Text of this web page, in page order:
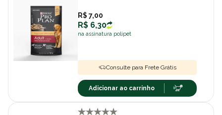
R$ 7,00
R$ 6,30
na assinatura polipet
Consulte para Frete Grátis
Adicionar ao carrinho